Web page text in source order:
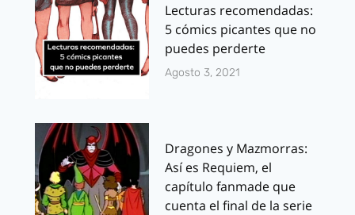
Lecturas recomendadas:
5 cómics picantes que no
puedes perderte
Agosto 3, 2021
Dragones y Mazmorras:
Así es Requiem, el
capítulo fanmade que
cuenta el final de la serie